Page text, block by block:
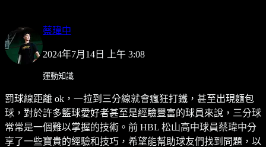
蔡瑋中
2024年7月14日 上午 3:08
運動知識
罰球線距離 ok，一拉到三分線就會瘋狂打鐵，甚至出現麵包
球，對於許多籃球愛好者甚至是經驗豐富的球員來說，三分球
常常是一個難以掌握的技術。前 HBL 松山高中球員蔡瑋中分
享了一些寶貴的經驗和技巧，希望能幫助球友們找到問題，以